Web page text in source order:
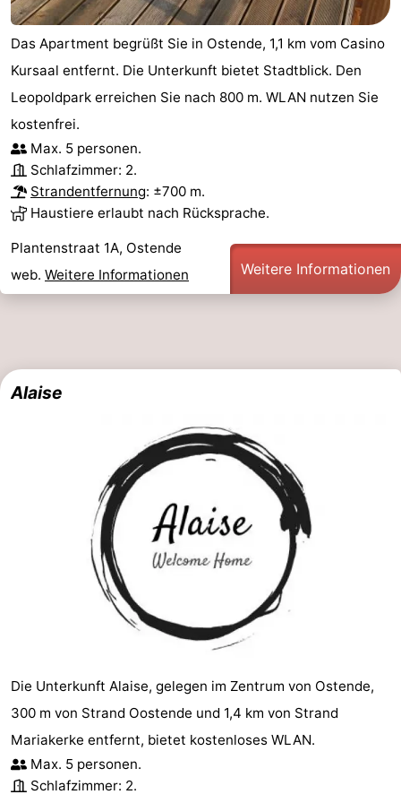
Oostduinkerke
-
Koksijde
-
Panne
Natur
Westhoek
Wetter
Kontakt
Das Apartment begrüßt Sie in Ostende, 1,1 km vom Casino
Kursaal entfernt. Die Unterkunft bietet Stadtblick. Den
Leopoldpark erreichen Sie nach 800 m. WLAN nutzen Sie
kostenfrei.
Max. 5 personen.
Schlafzimmer: 2.
Strandentfernung: ±700 m.
Haustiere erlaubt nach Rücksprache.
Plantenstraat 1A, Ostende
web. Weitere Informationen Weitere Informationen
Alaise
Die Unterkunft Alaise, gelegen im Zentrum von Ostende,
300 m von Strand Oostende und 1,4 km von Strand
Mariakerke entfernt, bietet kostenloses WLAN.
Max. 5 personen.
Schlafzimmer: 2.